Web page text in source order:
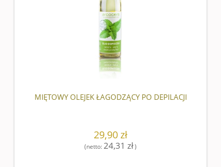
MIĘTOWY OLEJEK ŁAGODZĄCY PO DEPILACJI
29,90 zł
(netto:24,31 zł)